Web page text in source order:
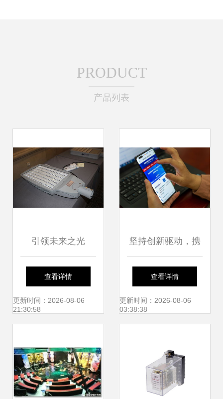
PRODUCT
产品列表
引领未来之光
2015德洛斯照明技
术交流会北京站聚
转让
查看详情
更新时间：2026-08-06
21:30:58
坚持创新驱动，携
手打造保密产业良
好生态——2018年
暨产品博览会侧记
查看详情
更新时间：2026-08-06
03:38:38